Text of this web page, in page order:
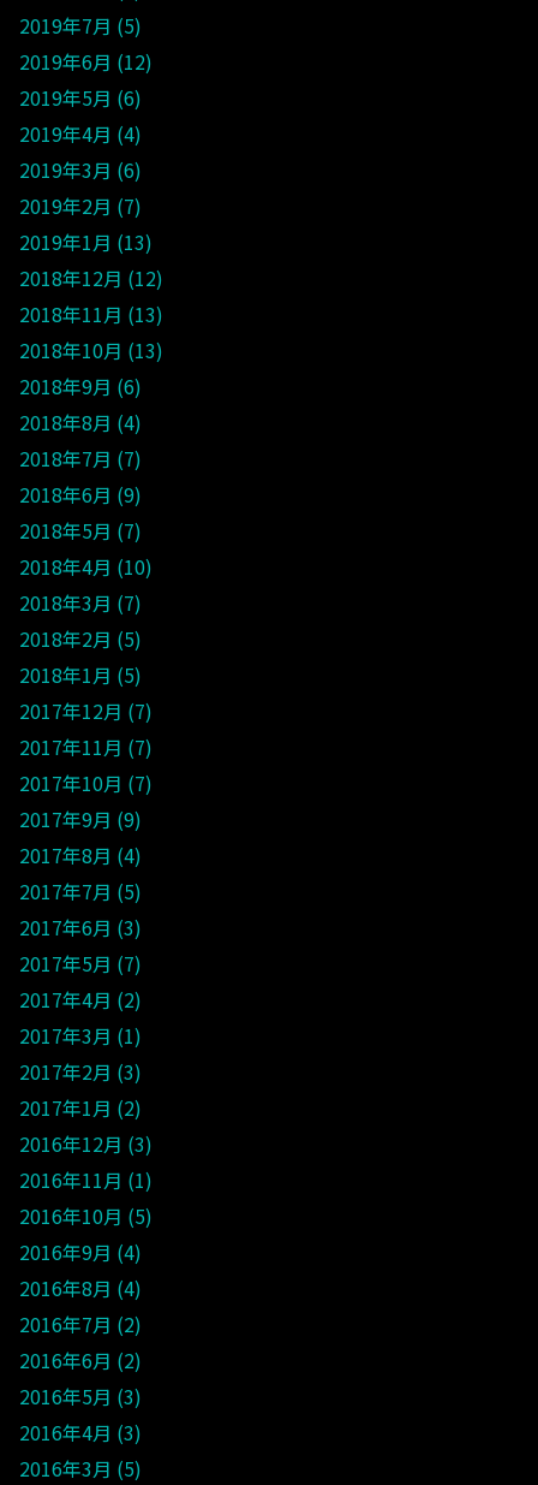
2019年7月 5
2019年6月 12
2019年5月 6
2019年4月 4
2019年3月 6
2019年2月 7
2019年1月 13
2018年12月 12
2018年11月 13
2018年10月 13
2018年9月 6
2018年8月 4
2018年7月 7
2018年6月 9
2018年5月 7
2018年4月 10
2018年3月 7
2018年2月 5
2018年1月 5
2017年12月 7
2017年11月 7
2017年10月 7
2017年9月 9
2017年8月 4
2017年7月 5
2017年6月 3
2017年5月 7
2017年4月 2
2017年3月 1
2017年2月 3
2017年1月 2
2016年12月 3
2016年11月 1
2016年10月 5
2016年9月 4
2016年8月 4
2016年7月 2
2016年6月 2
2016年5月 3
2016年4月 3
2016年3月 5